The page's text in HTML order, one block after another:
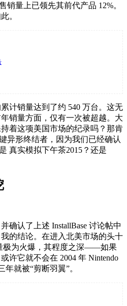
销量上已领先其前代产品 12%。
。
计销量达到了约 540 万台。这无
销量方面，仅有一次被超越。大
着这项美国市场的纪录吗？那肯
异形终结者，因为我们已经确认
真实模拟下午茶2015？还是
确认了上述 InstallBase 讨论帖中
的结论。在进入北美市场的头十
极为火爆，其程度之深——如果
许它就不会在 2004 年 Nintendo
就被“剪断羽翼”。